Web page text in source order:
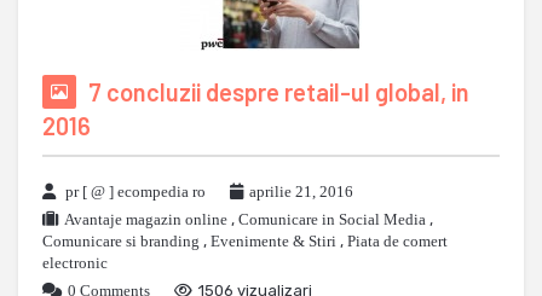
7 concluzii despre retail-ul global, in
2016
pr [ @ ] ecompedia ro
aprilie 21, 2016
Avantaje magazin online , Comunicare in Social Media ,
Comunicare si branding , Evenimente & Stiri , Piata de comert
electronic
0 Comments
1506 vizualizari